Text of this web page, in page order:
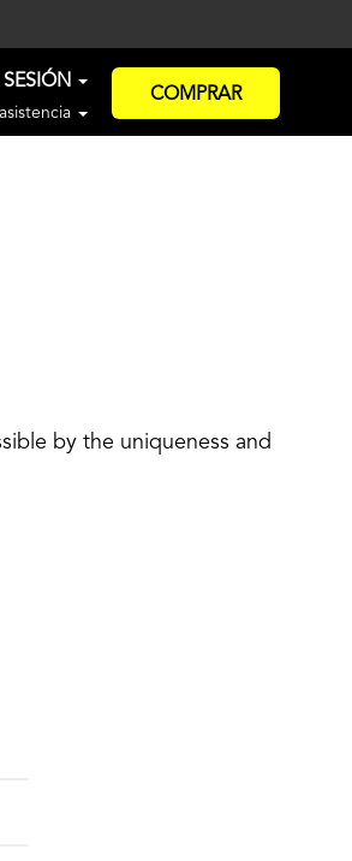
SESIÓN
COMPRAR
by the uniqueness and